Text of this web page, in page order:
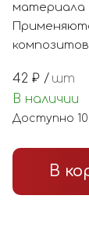
материала
42 ₽ / шт
В наличии
Доступно
В